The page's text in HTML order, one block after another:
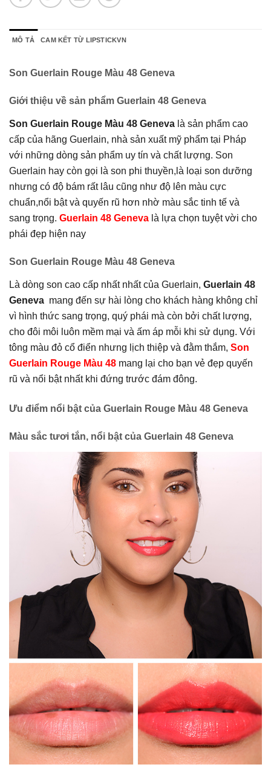
MÔ TẢ CAM KẾT TỪ LIPSTICKVN
Son Guerlain Rouge Màu 48 Geneva
Giới thiệu về sản phẩm Guerlain 48 Geneva
Son Guerlain Rouge Màu 48 Geneva là sản phẩm cao
cấp của hãng Guerlain, nhà sản xuất mỹ phẩm tại Pháp
với những dòng sản phẩm uy tín và chất lượng. Son
Guerlain hay còn gọi là son phi thuyền,là loại son dưỡng
nhưng có độ bám rất lâu cũng như độ lên màu cực
chuẩn,nổi bật và quyến rũ hơn nhờ màu sắc tinh tế và
sang trọng. Guerlain 48 Geneva là lựa chọn tuyệt vời cho
phái đẹp hiện nay
Son Guerlain Rouge Màu 48 Geneva
Là dòng son cao cấp nhất nhất của Guerlain, Guerlain 48
Geneva mang đến sự hài lòng cho khách hàng không chỉ
vì hình thức sang trọng, quý phái mà còn bởi chất lượng,
cho đôi môi luôn mềm mại và ấm áp mỗi khi sử dụng. Với
tông màu đỏ cổ điển nhưng lịch thiệp và đằm thắm, Son
Guerlain Rouge Màu 48 mang lại cho bạn vẻ đẹp quyến
rũ và nổi bật nhất khi đứng trước đám đông.
Ưu điểm nổi bật của Guerlain Rouge Màu 48 Geneva
Màu sắc tươi tắn, nổi bật của Guerlain 48 Geneva